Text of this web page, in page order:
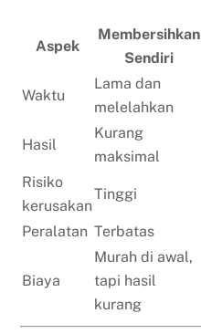
Aspek
Membersihkan
Sendiri
Waktu
Lama dan
melelahkan
Hasil
Kurang
maksimal
Risiko
kerusakan
Tinggi
Peralatan Terbatas
Biaya
Murah di awal,
tapi hasil
kurang